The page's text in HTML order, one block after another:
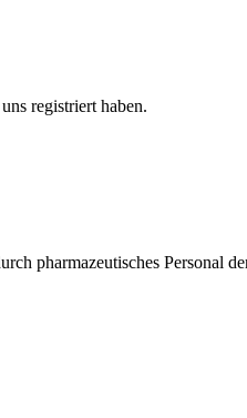
registriert haben.
pharmazeutisches Personal